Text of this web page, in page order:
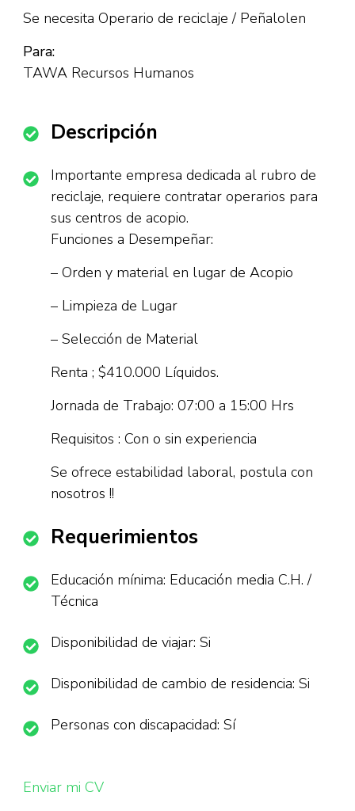
Se necesita Operario de reciclaje / Peñalolen
Para:
TAWA Recursos Humanos
Descripción
Importante empresa dedicada al rubro de
reciclaje, requiere contratar operarios para
sus centros de acopio.
Funciones a Desempeñar:
– Orden y material en lugar de Acopio
– Limpieza de Lugar
– Selección de Material
Renta ; $410.000 Líquidos.
Jornada de Trabajo: 07:00 a 15:00 Hrs
Requisitos : Con o sin experiencia
Se ofrece estabilidad laboral, postula con
nosotros !!
Requerimientos
Educación mínima: Educación media C.H. /
Técnica
Disponibilidad de viajar: Si
Disponibilidad de cambio de residencia: Si
Personas con discapacidad: Sí
Enviar mi CV